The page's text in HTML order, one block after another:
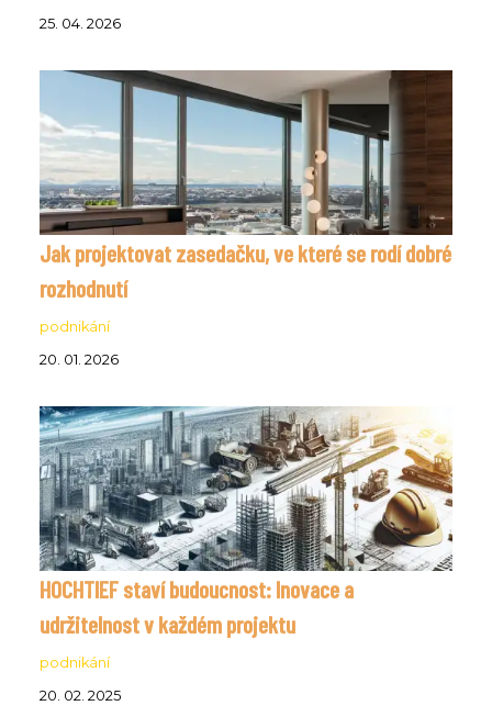
25. 04. 2026
Jak projektovat zasedačku, ve které se rodí dobré
rozhodnutí
podnikání
20. 01. 2026
HOCHTIEF staví budoucnost: Inovace a
udržitelnost v každém projektu
podnikání
20. 02. 2025